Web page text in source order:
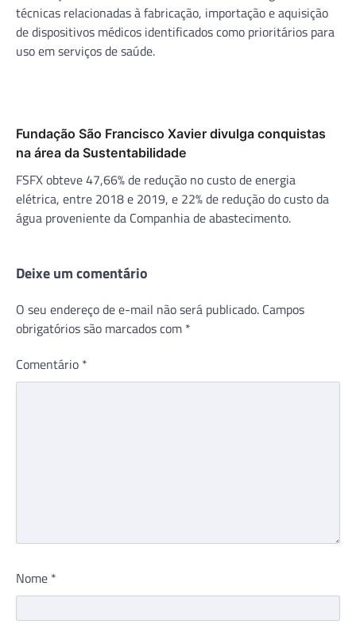
técnicas relacionadas à fabricação, importação e aquisição
de dispositivos médicos identificados como prioritários para
uso em serviços de saúde.
Fundação São Francisco Xavier divulga conquistas
na área da Sustentabilidade
FSFX obteve 47,66% de redução no custo de energia
elétrica, entre 2018 e 2019, e 22% de redução do custo da
água proveniente da Companhia de abastecimento.
Deixe um comentário
O seu endereço de e-mail não será publicado. Campos
obrigatórios são marcados com *
Comentário *
Nome *